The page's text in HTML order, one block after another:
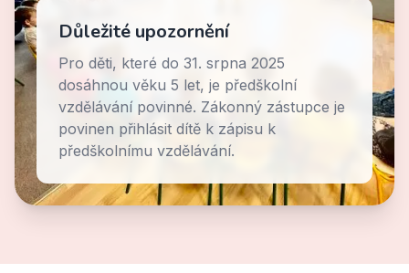
Důležité upozornění
Pro děti, které do 31. srpna 2025
dosáhnou věku 5 let, je předškolní
vzdělávání povinné. Zákonný zástupce je
povinen přihlásit dítě k zápisu k
předškolnímu vzdělávání.